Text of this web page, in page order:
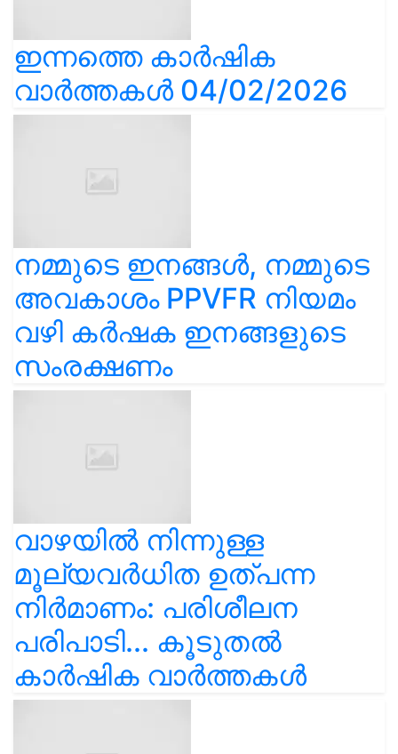
ഇന്നത്തെ കാർഷിക
വാർത്തകൾ 04/02/2026
നമ്മുടെ ഇനങ്ങൾ, നമ്മുടെ
അവകാശം PPVFR നിയമം
വഴി കർഷക ഇനങ്ങളുടെ
സംരക്ഷണം
വാഴയിൽ നിന്നുള്ള
മൂല്യവർധിത ഉത്പന്ന
നിർമാണം: പരിശീലന
പരിപാടി... കൂടുതൽ
കാർഷിക വാർത്തകൾ